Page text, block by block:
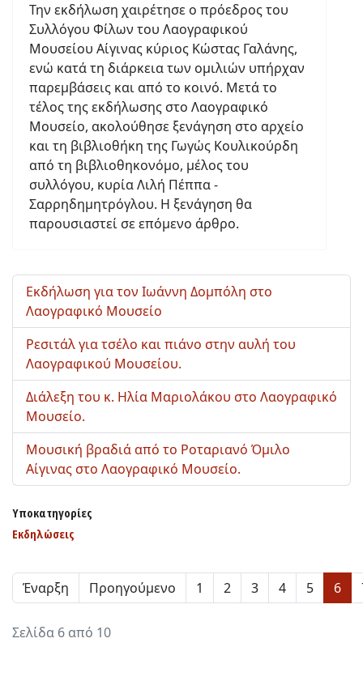
Την εκδήλωση χαιρέτησε ο πρόεδρος του
Συλλόγου Φίλων του Λαογραφικού
Μουσείου Αίγινας κύριος Κώστας Γαλάνης,
ενώ κατά τη διάρκεια των ομιλιών υπήρχαν
παρεμβάσεις και από το κοινό. Μετά το
τέλος της εκδήλωσης στο Λαογραφικό
Μουσείο, ακολούθησε ξενάγηση στο αρχείο
και τη βιβλιοθήκη της Γωγώς Κουλικούρδη
από τη βιβλιοθηκονόμο, μέλος του
συλλόγου, κυρία Λιλή Πέππα -
Σαρρηδημητρόγλου. Η ξενάγηση θα
παρουσιαστεί σε επόμενο άρθρο.
Εκδήλωση για τον Ιωάννη Δομπόλη στο
Λαογραφικό Μουσείο
Ρεσιτάλ για τσέλο και πιάνο στην αυλή του
Λαογραφικού Μουσείου.
Διάλεξη του κ. Ηλία Μαριολάκου στο Λαογραφικό
Μουσείο.
Μουσική βραδιά από το Ροταριανό Όμιλο
Αίγινας στο Λαογραφικό Μουσείο.
Υποκατηγορίες
Εκδηλώσεις
Έναρξη Προηγούμενο 1 2 3 4 5 6
Σελίδα 6 από 10